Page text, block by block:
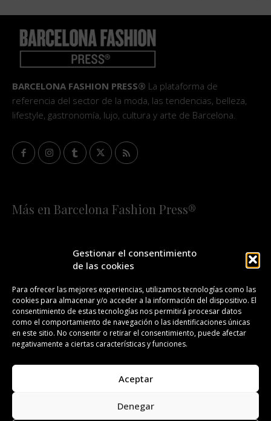
Gestionar el consentimiento
de las cookies
Para ofrecer las mejores experiencias, utilizamos tecnologías como las
cookies para almacenar y/o acceder a la información del dispositivo. El
consentimiento de estas tecnologías nos permitirá procesar datos
como el comportamiento de navegación o las identificaciones únicas
en este sitio. No consentir o retirar el consentimiento, puede afectar
negativamente a ciertas características y funciones.
Aceptar
Denegar
BARCELONA FASHION PRESS® La plataforma de
referencia del sector de la moda, las tendencias, belleza,
lifestyle, gastronomía, lujo, cultura y arte de Barcelona.
Más en Barcelona Fashion Press®
¡SUSCRÍBETE A NUESTRA FASHION NEWS!
CONTACTO REDACCIÓN PUBLICIDAD
ISSN 2385-4839 DL B 27443-2014
Todos los derechos reservados. Copyright 2008-2024.